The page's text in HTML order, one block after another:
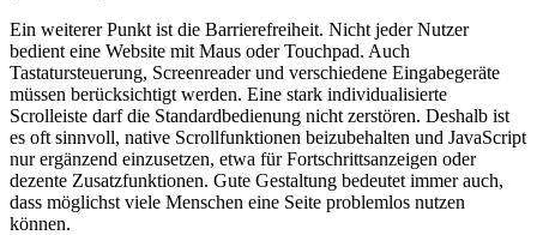
Ein weiterer Punkt ist die Barrierefreiheit. Nicht jeder Nutzer
bedient eine Website mit Maus oder Touchpad. Auch
Tastatursteuerung, Screenreader und verschiedene Eingabegeräte
müssen berücksichtigt werden. Eine stark individualisierte
Scrolleiste darf die Standardbedienung nicht zerstören. Deshalb ist
es oft sinnvoll, native Scrollfunktionen beizubehalten und JavaScript
nur ergänzend einzusetzen, etwa für Fortschrittsanzeigen oder
dezente Zusatzfunktionen. Gute Gestaltung bedeutet immer auch,
dass möglichst viele Menschen eine Seite problemlos nutzen
können.